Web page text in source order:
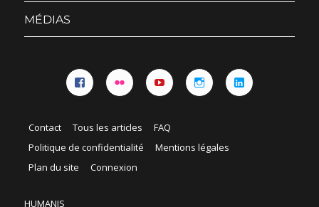
MÉDIAS
Contact Tous les articles
FAQ
Politique de confidentialité
Mentions légales
Plan du site
Connexion
HUMANIS